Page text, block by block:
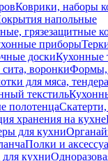
Коврики, наборы
напольные
грязезащитные
приборы
доскиКухонные
воронкиФормы,
для мяса,
текстиль
полотенца
хранения на кухне
для кухни
Полки и
кухни